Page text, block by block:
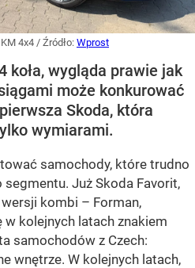
4x4 / Źródło: Wprost
koła, wygląda prawie jak
może konkurować
Skoda, która
wymiarami.
samochody, które trudno
Już Skoda Favorit,
kombi – Forman,
w kolejnych latach znakiem
samochodów z Czech:
wnętrze. W kolejnych latach,